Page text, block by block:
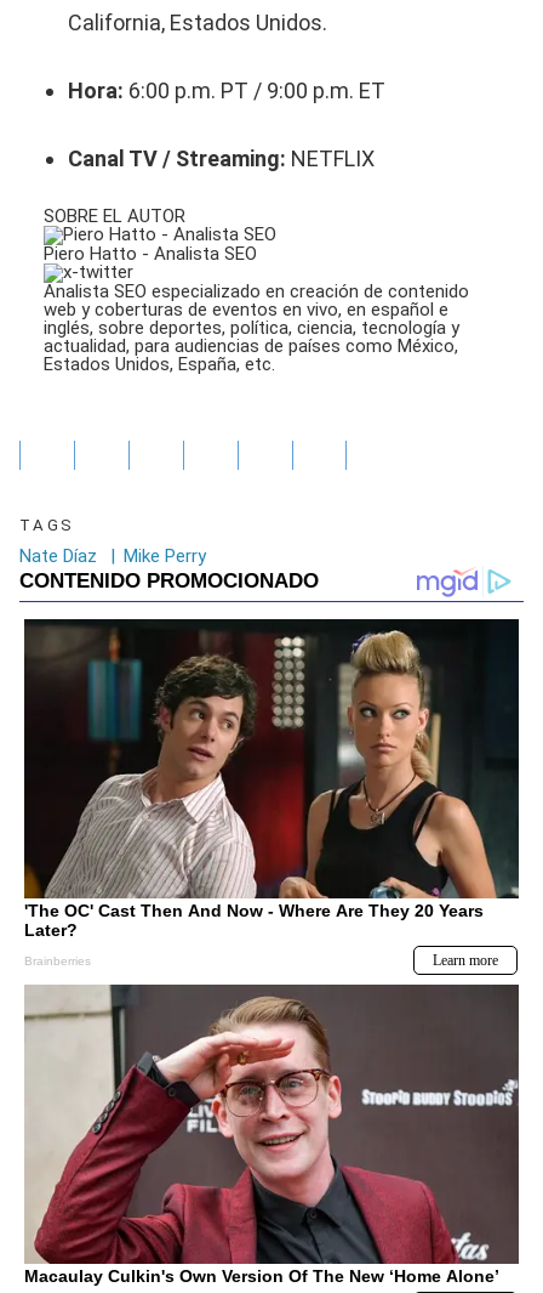
California, Estados Unidos.
Hora: 6:00 p.m. PT / 9:00 p.m. ET
Canal TV / Streaming: NETFLIX
SOBRE EL AUTOR
Piero Hatto - Analista SEO
Analista SEO especializado en creación de contenido
web y coberturas de eventos en vivo, en español e
inglés, sobre deportes, política, ciencia, tecnología y
actualidad, para audiencias de países como México,
Estados Unidos, España, etc.
TAGS
Nate Díaz | Mike Perry